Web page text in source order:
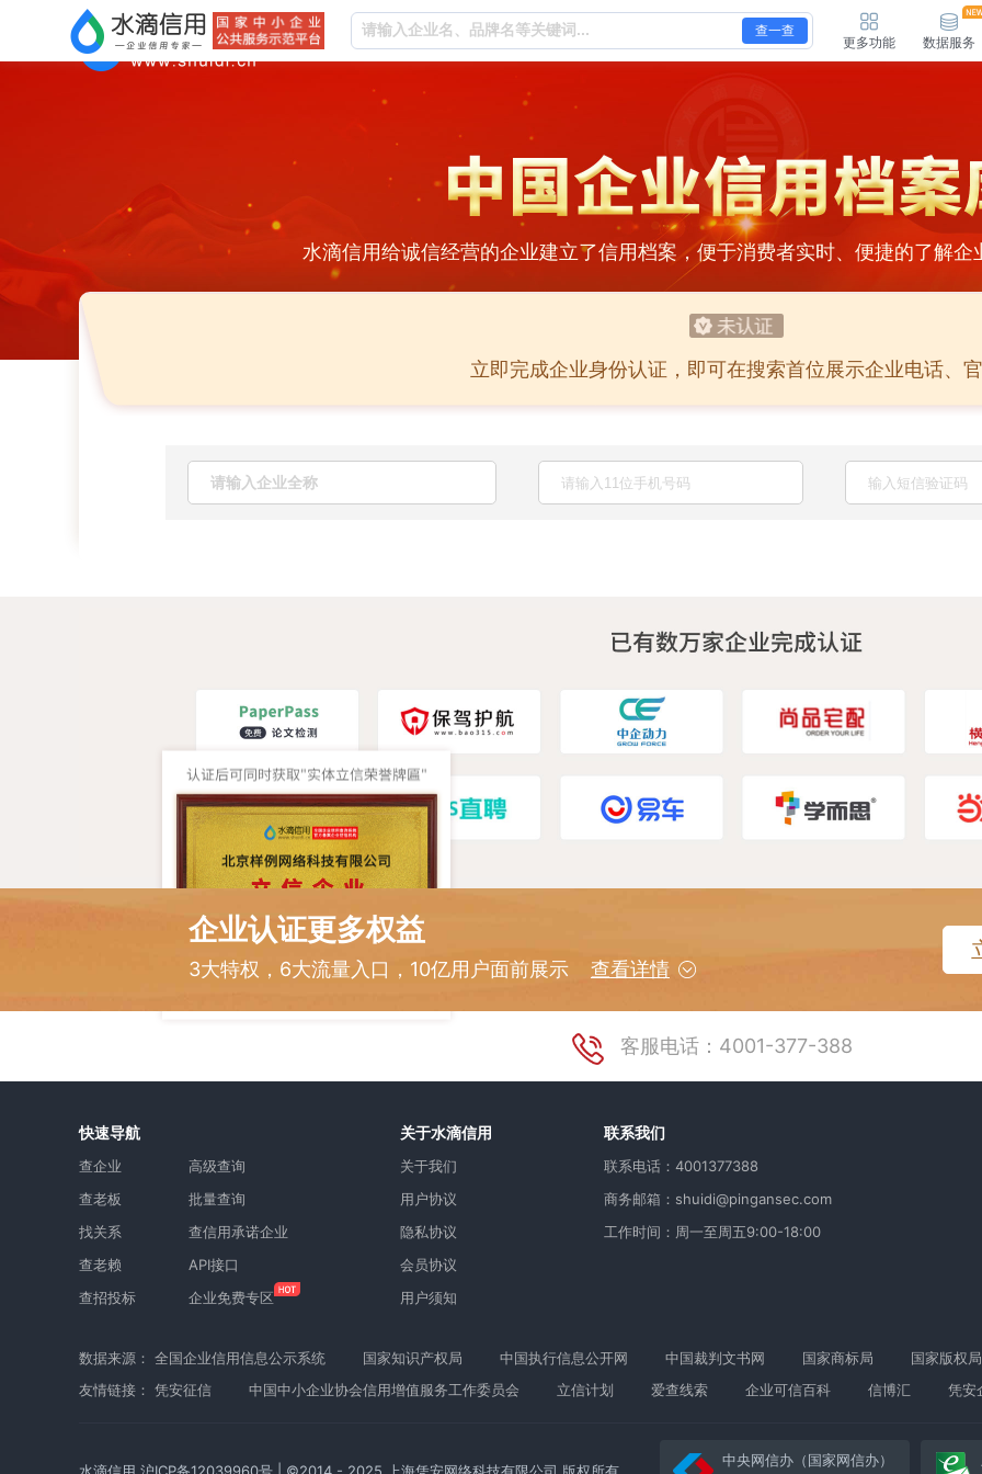
查一查
更多功能 数据服务
水滴信用给诚信经营的企业建立了信用档案，便于消费者实时、便捷的了解企
立即完成企业身份认证，即可在搜索首位展示企业电话、
企业认证更多权益
3大特权，6大流量入口，10亿用户面前展示 查看详情
客服电话：4001-377-388
快速导航
查企业
查老板
找关系
查老赖
查招投标
高级查询
批量查询
查信用承诺企业
API接口
企业免费专区
关于水滴信用
关于我们
用户协议
隐私协议
会员协议
用户须知
联系我们
联系电话：4001377388
商务邮箱：shuidi@pingansec.com
工作时间：周一至周五9:00-18:00
数据来源： 全国企业信用信息公示系统 国家知识产权局 中国执行信息公开网 中国裁判文书网 国家商标局
国家版权局
友情链接： 凭安征信 中国中小企业协会信用增值服务工作委员会 立信计划 爱查线索 企业可信百科 信博汇 凭安
水滴信用 沪ICP备12039960号 | ©2014 - 2025 上海凭安网络科技有限公司 版权所有
中央网信办（国家网信办）